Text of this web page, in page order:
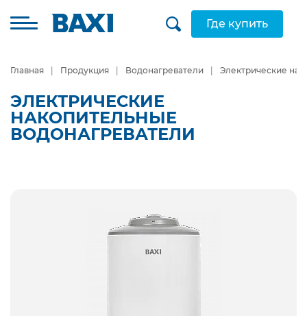
Где купить
Главная Продукция Водонагреватели Электрические
ЭЛЕКТРИЧЕСКИЕ
НАКОПИТЕЛЬНЫЕ
ВОДОНАГРЕВАТЕЛИ